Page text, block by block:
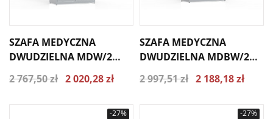
SZAFA MEDYCZNA
DWUDZIELNA MDW/2
PRZESZKLONE GÓRNE
DRZWI
2 767,50 zł 2 020,28 zł
SZAFA MEDYCZNA
DWUDZIELNA MDBW/2
PRZESZKLONE GÓRNE
DRZWI I BOKI
2 997,51 zł 2 188,18 zł
-27% -27%